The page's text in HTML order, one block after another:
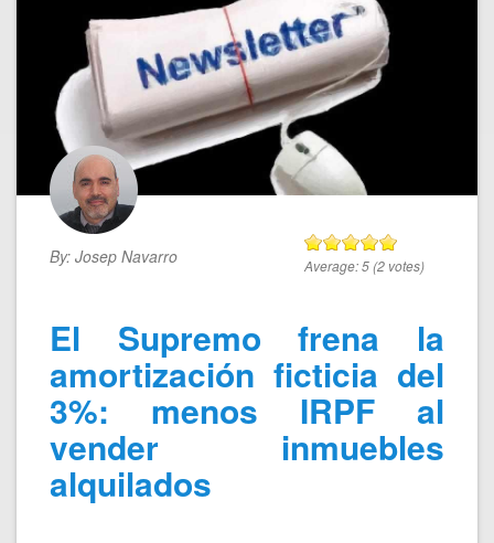
By: Josep Navarro Average:5(2 votes)
El Supremo frena la
amortización ficticia del
3%: menos IRPF al
vender inmuebles
alquilados